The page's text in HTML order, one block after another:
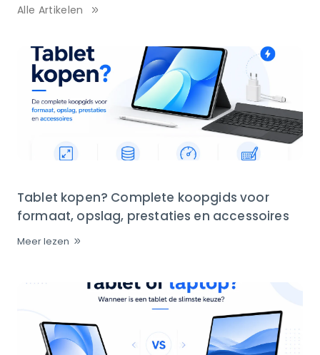
Alle Artikelen
Tablet kopen? Complete koopgids voor
formaat, opslag, prestaties en accessoires
Meer lezen